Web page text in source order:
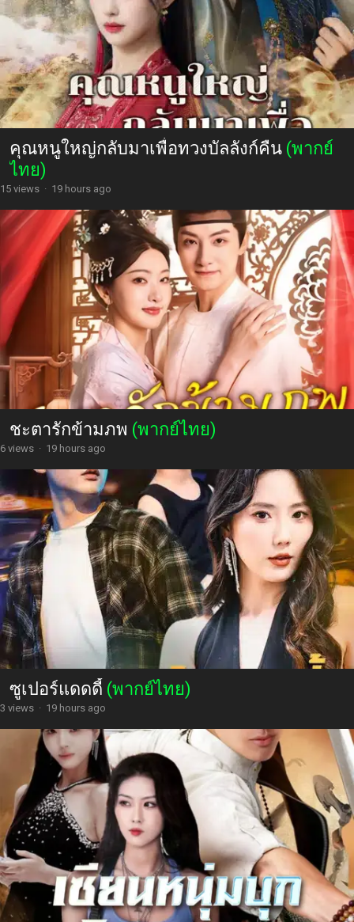
คุณหนูใหญ่กลับมาเพื่อทวงบัลลังก์คืน (พากย์
ไทย)
15 views · 19 hours ago
ชะตารักข้ามภพ (พากย์ไทย)
6 views · 19 hours ago
ซูเปอร์แดดดี้ (พากย์ไทย)
3 views · 19 hours ago